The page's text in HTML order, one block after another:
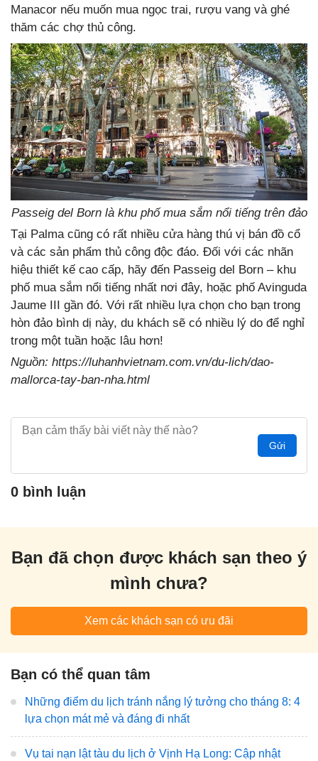
Manacor nếu muốn mua ngọc trai, rượu vang và ghé
thăm các chợ thủ công.
Passeig del Born là khu phố mua sắm nổi tiếng trên đảo
Tại Palma cũng có rất nhiều cửa hàng thú vị bán đồ cổ
và các sản phẩm thủ công độc đáo. Đối với các nhãn
hiệu thiết kế cao cấp, hãy đến Passeig del Born – khu
phố mua sắm nổi tiếng nhất nơi đây, hoặc phố Avinguda
Jaume III gần đó. Với rất nhiều lựa chọn cho bạn trong
hòn đảo bình dị này, du khách sẽ có nhiều lý do để nghỉ
trong một tuần hoặc lâu hơn!
Nguồn: https://luhanhvietnam.com.vn/du-lich/dao-
mallorca-tay-ban-nha.html
Gửi
0 bình luận
Bạn đã chọn được khách sạn theo ý
mình chưa?
Xem các khách sạn có ưu đãi
Bạn có thể quan tâm
Những điểm du lịch tránh nắng lý tưởng cho tháng 8: 4
lựa chọn mát mẻ và đáng đi nhất
Vụ tai nạn lật tàu du lịch ở Vịnh Hạ Long: Cập nhật